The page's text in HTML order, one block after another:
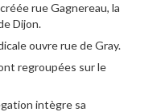
rue Gagnereau, la
Dijon.
ouvre rue de Gray.
regroupées sur le
intègre sa